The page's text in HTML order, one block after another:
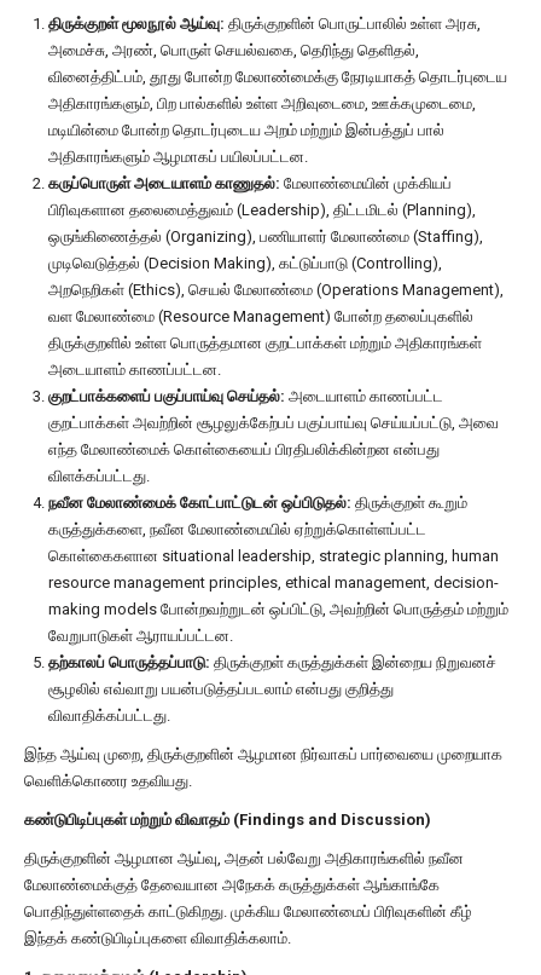
திருக்குறள் மூலநூல் ஆய்வு: திருக்குறளின் பொருட்பாலில் உள்ள அரசு,
அமைச்சு, அரண், பொருள் செயல்வகை, தெரிந்து தெளிதல்,
வினைத்திட்பம், தூது போன்ற மேலாண்மைக்கு நேரடியாகத் தொடர்புடைய
அதிகாரங்களும், பிற பால்களில் உள்ள அறிவுடைமை, ஊக்கமுடைமை,
மடியின்மை போன்ற தொடர்புடைய அறம் மற்றும் இன்பத்துப் பால்
அதிகாரங்களும் ஆழமாகப் பயிலப்பட்டன.
கருப்பொருள் அடையாளம் காணுதல்: மேலாண்மையின் முக்கியப்
பிரிவுகளான தலைமைத்துவம் (Leadership), திட்டமிடல் (Planning),
ஒருங்கிணைத்தல் (Organizing), பணியாளர் மேலாண்மை (Staffing),
முடிவெடுத்தல் (Decision Making), கட்டுப்பாடு (Controlling),
அறநெறிகள் (Ethics), செயல் மேலாண்மை (Operations Management),
வள மேலாண்மை (Resource Management) போன்ற தலைப்புகளில்
திருக்குறளில் உள்ள பொருத்தமான குறட்பாக்கள் மற்றும் அதிகாரங்கள்
அடையாளம் காணப்பட்டன.
குறட்பாக்களைப் பகுப்பாய்வு செய்தல்: அடையாளம் காணப்பட்ட
குறட்பாக்கள் அவற்றின் சூழலுக்கேற்பப் பகுப்பாய்வு செய்யப்பட்டு, அவை
எந்த மேலாண்மைக் கொள்கையைப் பிரதிபலிக்கின்றன என்பது
விளக்கப்பட்டது.
நவீன மேலாண்மைக் கோட்பாட்டுடன் ஒப்பிடுதல்: திருக்குறள் கூறும்
கருத்துக்களை, நவீன மேலாண்மையில் ஏற்றுக்கொள்ளப்பட்ட
கொள்கைகளான situational leadership, strategic planning, human
resource management principles, ethical management, decision-
making models போன்றவற்றுடன் ஒப்பிட்டு, அவற்றின் பொருத்தம் மற்றும்
வேறுபாடுகள் ஆராயப்பட்டன.
தற்காலப் பொருத்தப்பாடு: திருக்குறள் கருத்துக்கள் இன்றைய நிறுவனச்
சூழலில் எவ்வாறு பயன்படுத்தப்படலாம் என்பது குறித்து
விவாதிக்கப்பட்டது.
இந்த ஆய்வு முறை, திருக்குறளின் ஆழமான நிர்வாகப் பார்வையை முறையாக
வெளிக்கொணர உதவியது.
கண்டுபிடிப்புகள் மற்றும் விவாதம் (Findings and Discussion)
திருக்குறளின் ஆழமான ஆய்வு, அதன் பல்வேறு அதிகாரங்களில் நவீன
மேலாண்மைக்குத் தேவையான அநேகக் கருத்துக்கள் ஆங்காங்கே
பொதிந்துள்ளதைக் காட்டுகிறது. முக்கிய மேலாண்மைப் பிரிவுகளின் கீழ்
இந்தக் கண்டுபிடிப்புகளை விவாதிக்கலாம்.